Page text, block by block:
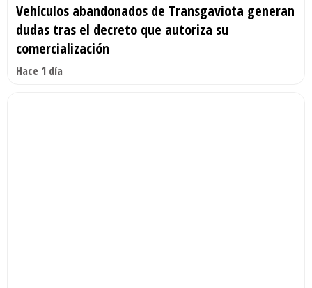
Vehículos abandonados de Transgaviota generan
dudas tras el decreto que autoriza su
comercialización
Hace 1 día